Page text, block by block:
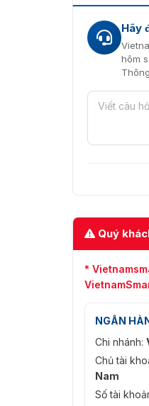
Hãy
hôm
Quý
*
NGÂN
Chi nhánh:
Chủ tài
Nam
Số tài